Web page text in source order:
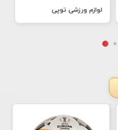
لوازم ورزشی توپی